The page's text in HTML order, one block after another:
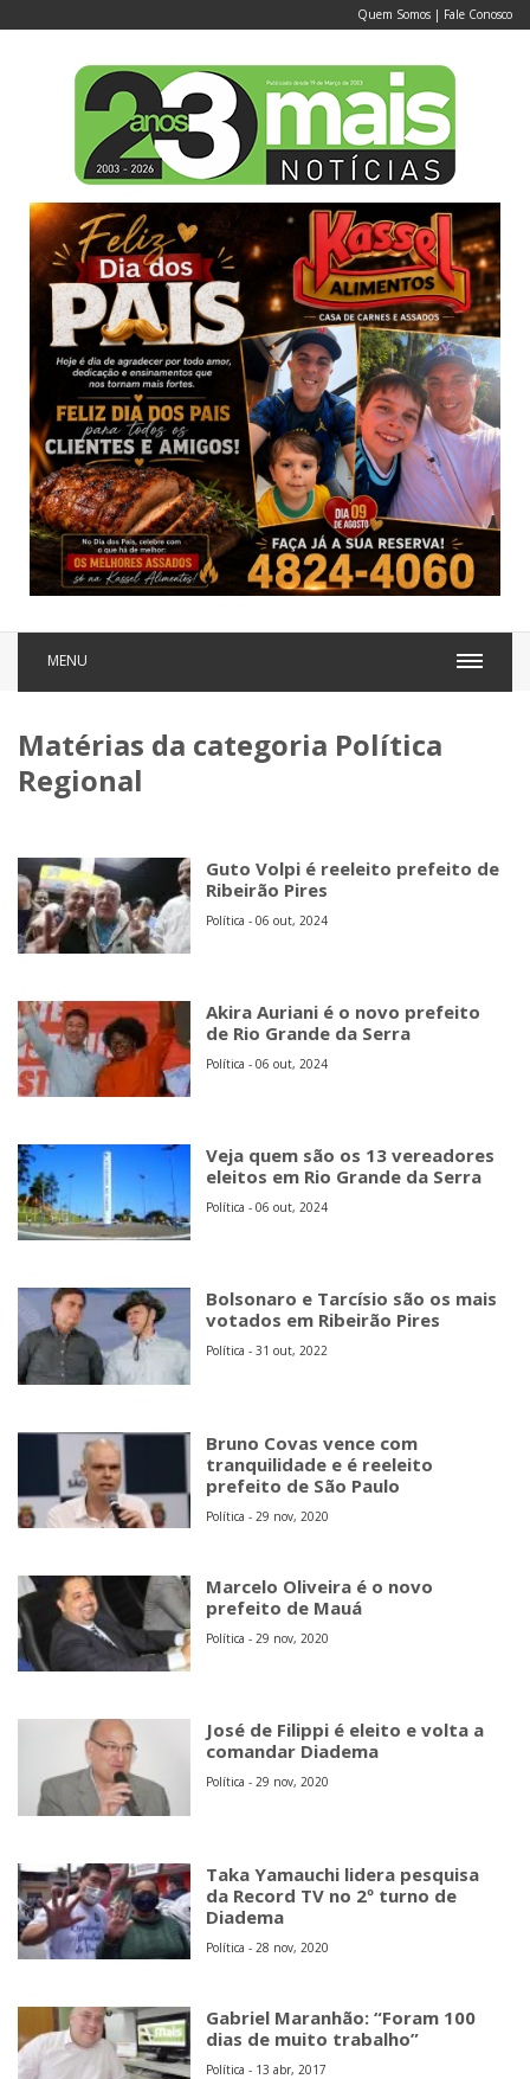
Quem Somos | Fale Conosco
MENU
Matérias da categoria Política
Regional
Guto Volpi é reeleito prefeito de
Ribeirão Pires
Política - 06 out, 2024
Akira Auriani é o novo prefeito
de Rio Grande da Serra
Política - 06 out, 2024
Veja quem são os 13 vereadores
eleitos em Rio Grande da Serra
Política - 06 out, 2024
Bolsonaro e Tarcísio são os mais
votados em Ribeirão Pires
Política - 31 out, 2022
Bruno Covas vence com
tranquilidade e é reeleito
prefeito de São Paulo
Política - 29 nov, 2020
Marcelo Oliveira é o novo
prefeito de Mauá
Política - 29 nov, 2020
José de Filippi é eleito e volta a
comandar Diadema
Política - 29 nov, 2020
Taka Yamauchi lidera pesquisa
da Record TV no 2º turno de
Diadema
Política - 28 nov, 2020
Gabriel Maranhão: “Foram 100
dias de muito trabalho”
Política - 13 abr, 2017